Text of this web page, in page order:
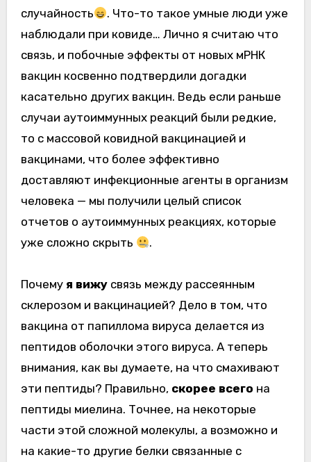
случайность
. Что-то такое умные люди уже
наблюдали при ковиде… Лично я считаю что
связь, и побочные эффекты от новых мРНК
вакцин косвенно подтвердили догадки
касательно других вакцин. Ведь если раньше
случаи аутоиммунных реакций были редкие,
то с массовой ковидной вакцинацией и
вакцинами, что более эффективно
доставляют инфекционные агенты в организм
человека — мы получили целый список
отчетов о аутоиммунных реакциях, которые
уже сложно скрыть
.
Почему я вижусвязь между рассеянным
склерозом и вакцинацией? Дело в том, что
вакцина от папиллома вируса делается из
пептидов оболочки этого вируса. А теперь
внимания, как вы думаете, на что смахивают
эти пептиды? Правильно, скорее всего на
пептиды миелина. Точнее, на некоторые
части этой сложной молекулы, а возможно и
на какие-то другие белки связанные с